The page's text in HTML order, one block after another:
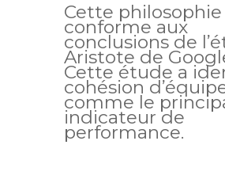
Cette
conforme aux
conclusions de
Aristote de
Cette étude a
cohésion
comme le
indicateur de
performance.